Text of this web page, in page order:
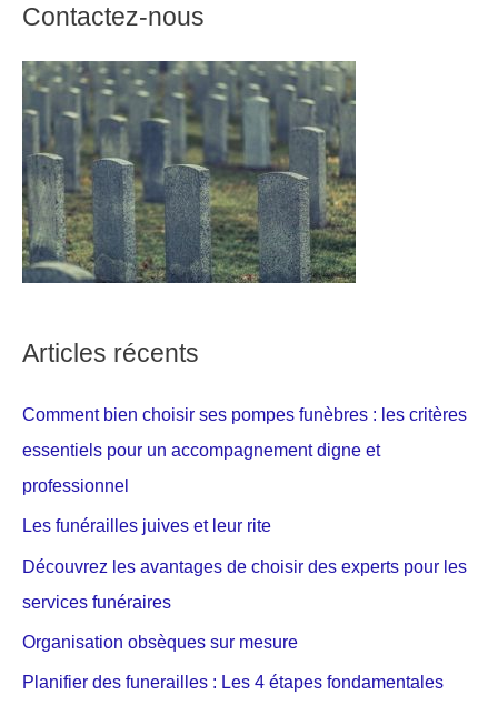
Contactez-nous
Articles récents
Comment bien choisir ses pompes funèbres : les critères
essentiels pour un accompagnement digne et
professionnel
Les funérailles juives et leur rite
Découvrez les avantages de choisir des experts pour les
services funéraires
Organisation obsèques sur mesure
Planifier des funerailles : Les 4 étapes fondamentales